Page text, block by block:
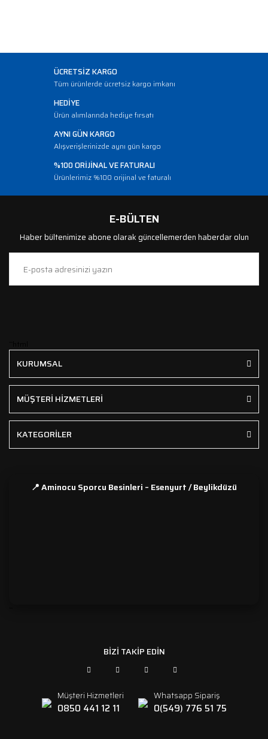
ÜCRETSİZ KARGO
Tüm ürünlerde ücretsiz kargo imkanı
HEDİYE
Ürün alımlarında hediye fırsatı
AYNI GÜN KARGO
Alışverişlerinizde aynı gün kargo
%100 ORİJİNAL VE FATURALI
Ürünlerimiz %100 orijinal ve faturalı
E-BÜLTEN
Haber bültenimize abone olarak güncellemerden haberdar olun
KURUMSAL
MÜŞTERİ HİZMETLERİ
KATEGORİLER
📍 Aminocu Sporcu Besinleri – Esenyurt / Beylikdüzü
BİZİ TAKİP EDİN
Müşteri Hizmetleri
0850 441 12 11
Whatsapp Sipariş
0(549) 776 51 75